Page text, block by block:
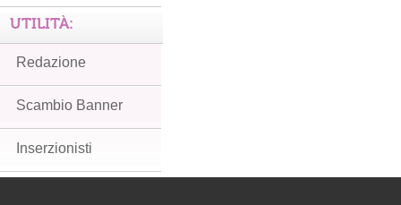
UTILITÀ:
Redazione
Scambio Banner
Inserzionisti